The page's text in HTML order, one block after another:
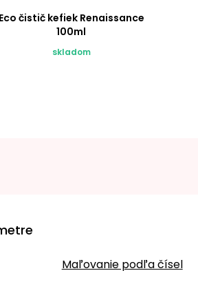
Eco čistič kefiek Renaissance
100ml
skladom
Maľovanie podľa čísel